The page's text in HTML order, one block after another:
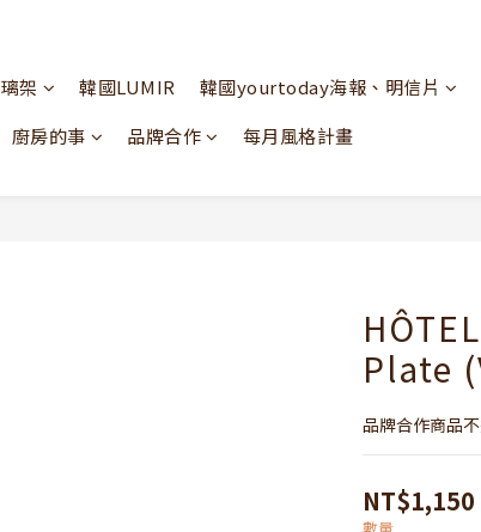
架 韓國LUMIR 韓國yourtoday海報、明信片
廚房的事
品牌合作 每月風格計畫
Plate
品牌合作商品
NT$1,150